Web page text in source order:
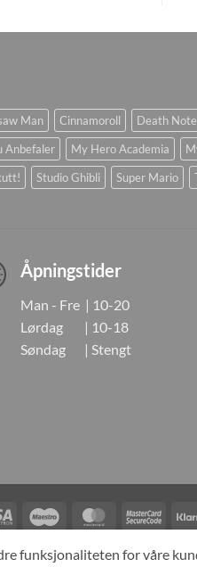
Man Cinnamoroll Death Note
Anbefaler My Hero Academia
Studio Ghibli Super Mario
Åpningstider
Man - Fre | 10-20
Lørdag | 10-18
Søndag | Stengt
Visa
Electron
Maestro MasterCard
2
KONTAKT OSS OM OSS
funksjonaliteten for våre